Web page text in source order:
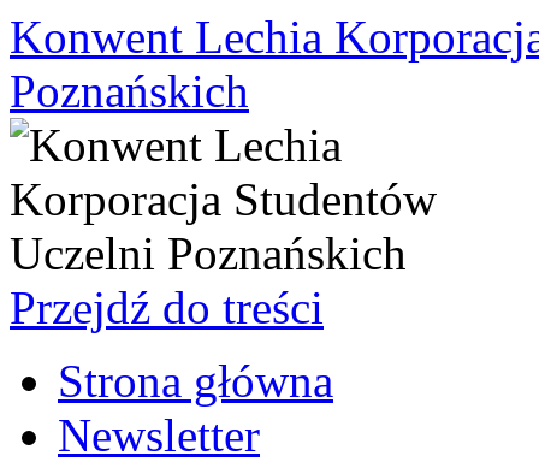
Konwent Lechia
Poznańskich
Przejdź do treści
Strona główna
Newsletter